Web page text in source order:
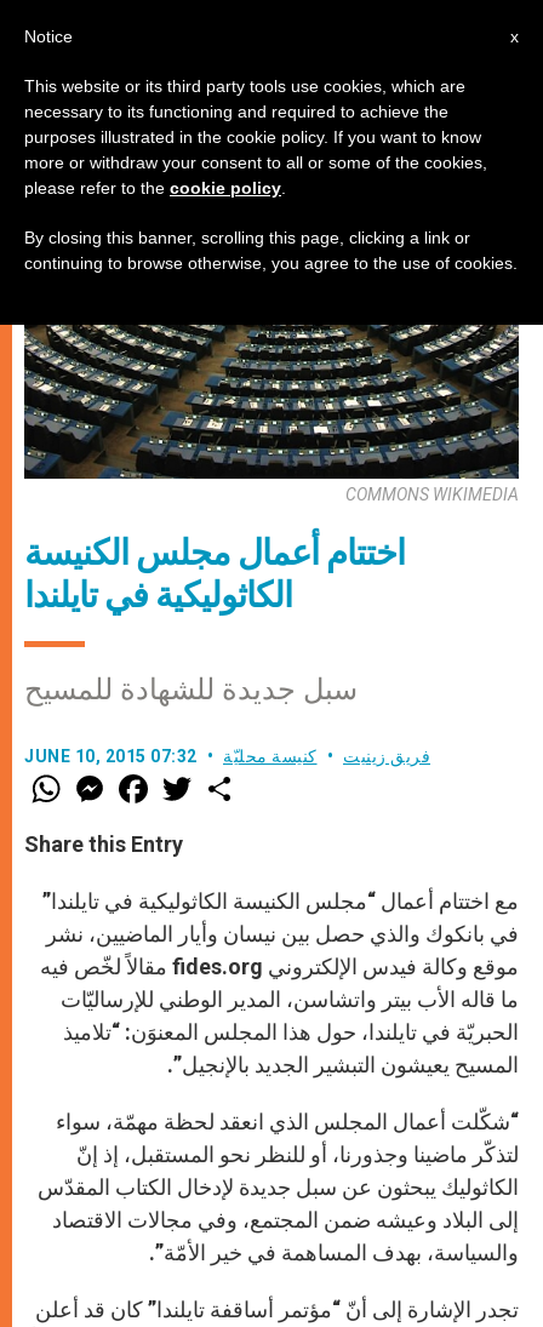
كنيسة محليّة
COMMONS WIKIMEDIA
اختتام أعمال مجلس الكنيسة
الكاثوليكية في تايلندا
سبل جديدة للشهادة للمسيح
JUNE 10, 2015 07:32 فريق زينيت كنيسة محليّة
W
h
t
s
p
p
M
e
s
e
e
r
F
a
e
b
o
k
w
r
Share this Entry
مع اختتام أعمال “مجلس الكنيسة الكاثوليكية في تايلندا”
في بانكوك والذي حصل بين نيسان وأيار الماضيين، نشر
موقع وكالة فيدس الإلكتروني fides.org مقالاً لخّص فيه
ما قاله الأب بيتر واتشاسن، المدير الوطني للإرساليّات
الحبريّة في تايلندا، حول هذا المجلس المعنوَن: “تلاميذ
المسيح يعيشون التبشير الجديد بالإنجيل”.
“شكّلت أعمال المجلس الذي انعقد لحظة مهمّة، سواء
لتذكّر ماضينا وجذورنا، أو للنظر نحو المستقبل، إذ إنّ
الكاثوليك يبحثون عن سبل جديدة لإدخال الكتاب المقدّس
إلى البلاد وعيشه ضمن المجتمع، وفي مجالات الاقتصاد
والسياسة، بهدف المساهمة في خير الأمّة”.
تجدر الإشارة إلى أنّ “مؤتمر أساقفة تايلندا” كان قد أعلن
x
Notice
This website or its third party tools use cookies, which are
necessary to its functioning and required to achieve the
purposes illustrated in the cookie policy. If you want to know
more or withdraw your consent to all or some of the cookies,
please refer to the cookie policy
By closing this banner, scrolling this page, clicking a link or
continuing to browse otherwise, you agree to the use of cookies.